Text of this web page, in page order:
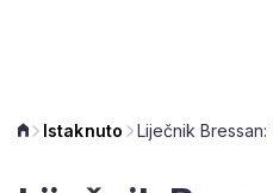
Istaknuto